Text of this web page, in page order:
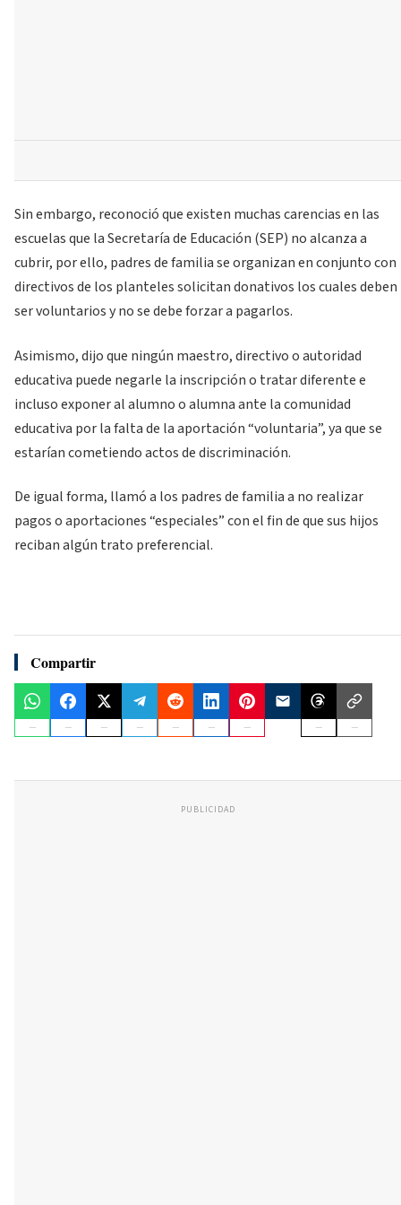
Sin embargo, reconoció que existen muchas carencias en las
escuelas que la Secretaría de Educación (SEP) no alcanza a
cubrir, por ello, padres de familia se organizan en conjunto con
directivos de los planteles solicitan donativos los cuales deben
ser voluntarios y no se debe forzar a pagarlos.
Asimismo, dijo que ningún maestro, directivo o autoridad
educativa puede negarle la inscripción o tratar diferente e
incluso exponer al alumno o alumna ante la comunidad
educativa por la falta de la aportación “voluntaria”, ya que se
estarían cometiendo actos de discriminación.
De igual forma, llamó a los padres de familia a no realizar
pagos o aportaciones “especiales” con el fin de que sus hijos
reciban algún trato preferencial.
Compartir
PUBLICIDAD